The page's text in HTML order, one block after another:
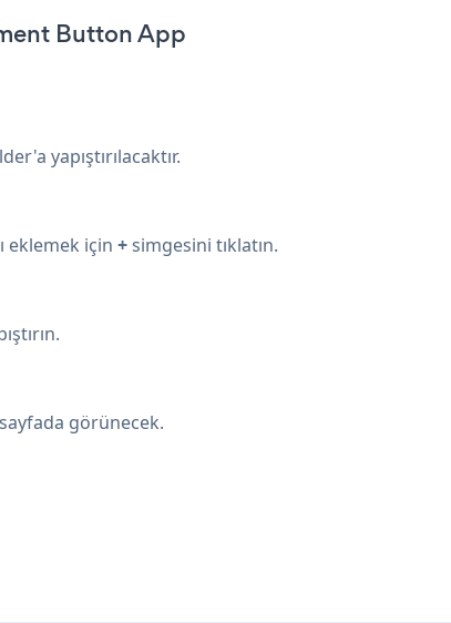
Button App
yapıştırılacaktır.
eklemek için +simgesini tıklatın.
görünecek.